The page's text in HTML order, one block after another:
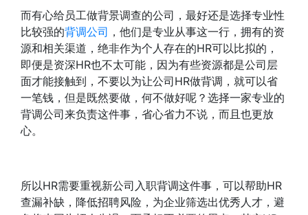
而有心给员工做背景调查的公司，最好还是选择专业性
比较强的背调公司 ，他们是专业从事这一行，拥有的资
源和相关渠道，绝非作为个人存在的HR可以比拟的，
即便是资深HR也不太可能，因为有些资源都是公司层
面才能接触到，不要以为让公司HR做背调，就可以省
一笔钱，但是既然要做，何不做好呢？选择一家专业的
背调公司来负责这件事，省心省力不说，而且也更放
心。
所以HR需要重视新公司入职背调这件事，可以帮助HR
查漏补缺，降低招聘风险，为企业筛选出优秀人才，避